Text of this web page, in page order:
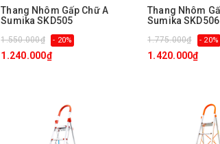
Thang Nhôm Gấp Chữ A
Sumika SKD505
1.550.000₫ - 20%
1.240.000₫
Thang Nhôm
Sumika SKD506
1.775.000₫ - 20%
1.420.000₫